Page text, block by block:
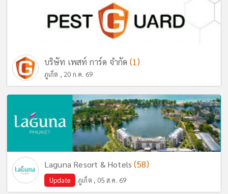
บริษัท เพสท์ การ์ด จำกัด (1)
ภูเก็ต , 20 ก.ค. 69
Laguna Resort & Hotels(58)
Update ภูเก็ต , 05 ส.ค. 69